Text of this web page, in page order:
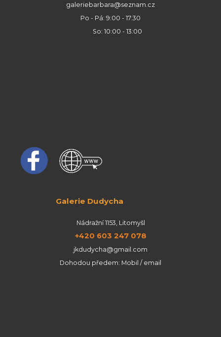
galeriebarbara@seznam.cz
Po - Pá: 9:00 - 17:30
So: 10:00 - 13:00
Galerie Dudycha
Nádražní 1153, Litomyšl
+420 603 247 078
jkdudycha@gmail.com
Dohodou předem: Mobil / email